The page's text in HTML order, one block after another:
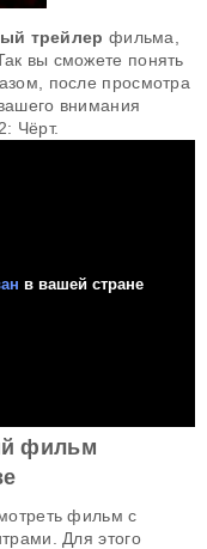
трейлер фильма,
вы сможете понять
после просмотра
внимания
Чёрт.
фильм
фильм с
Для этого